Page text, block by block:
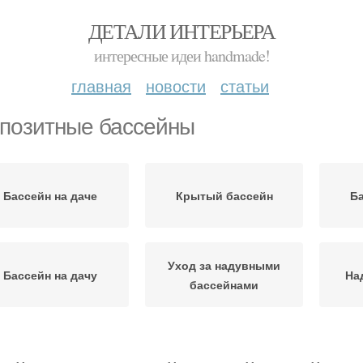
ДЕТАЛИ ИНТЕРЬЕРА
интересные идеи handmade!
главная новости статьи
бассейны
Бассейн на даче Крытый бассейн
Бассейн на дачу
Уход за надувными
бассейнами